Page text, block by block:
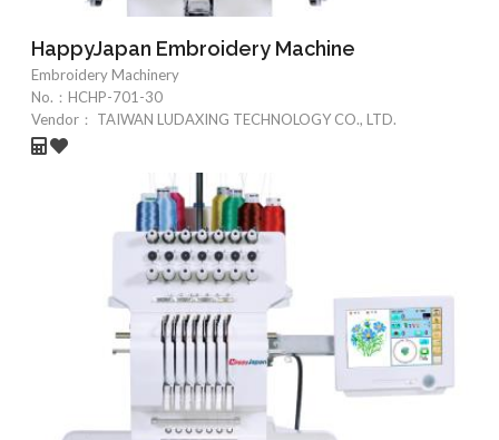
HappyJapan Embroidery Machine
Embroidery Machinery
No.： HCHP-701-30
Vendor：
TAIWAN LUDAXING TECHNOLOGY CO., LTD.